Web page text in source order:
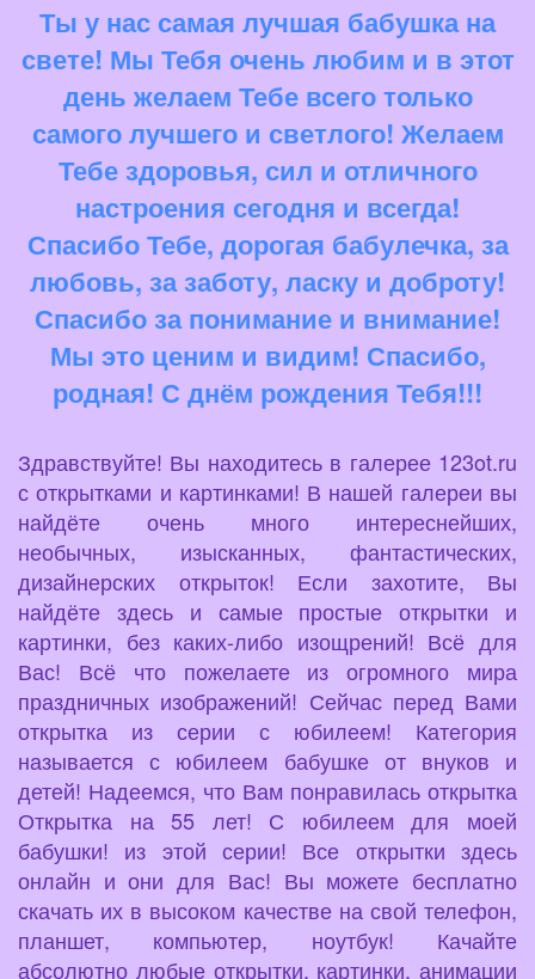
Ты у нас самая лучшая бабушка на
свете! Мы Тебя очень любим и в этот
день желаем Тебе всего только
самого лучшего и светлого! Желаем
Тебе здоровья, сил и отличного
настроения сегодня и всегда!
Спасибо Тебе, дорогая бабулечка, за
любовь, за заботу, ласку и доброту!
Спасибо за понимание и внимание!
Мы это ценим и видим! Спасибо,
родная! С днём рождения Тебя!!!
Здравствуйте! Вы находитесь в галерее 123ot.ru
с открытками и картинками! В нашей галереи вы
найдёте очень много интереснейших,
необычных, изысканных, фантастических,
дизайнерских открыток! Если захотите, Вы
найдёте здесь и самые простые открытки и
картинки, без каких-либо изощрений! Всё для
Вас! Всё что пожелаете из огромного мира
праздничных изображений! Сейчас перед Вами
открытка из серии с юбилеем! Категория
называется с юбилеем бабушке от внуков и
детей! Надеемся, что Вам понравилась открытка
Открытка на 55 лет! С юбилеем для моей
бабушки! из этой серии! Все открытки здесь
онлайн и они для Вас! Вы можете бесплатно
скачать их в высоком качестве на свой телефон,
планшет, компьютер, ноутбук! Качайте
абсолютно любые открытки, картинки, анимации